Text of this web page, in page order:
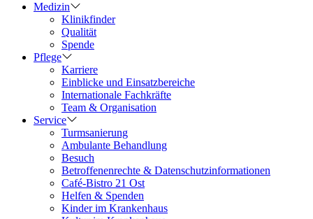
Medizin
Klinikfinder
Qualität
Spende
Pflege
Karriere
Einblicke und Einsatzbereiche
Internationale Fachkräfte
Team & Organisation
Service
Turmsanierung
Ambulante Behandlung
Besuch
Betroffenenrechte & Datenschutzinformationen
Café-Bistro 21 Ost
Helfen & Spenden
Kinder im Krankenhaus